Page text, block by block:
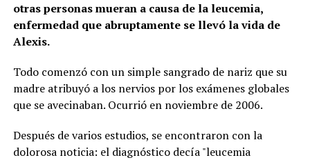
otras personas mueran a causa de la leucemia,
enfermedad que abruptamente se llevó la vida de
Alexis.
Todo comenzó con un simple sangrado de nariz que su
madre atribuyó a los nervios por los exámenes globales
que se avecinaban. Ocurrió en noviembre de 2006.
Después de varios estudios, se encontraron con la
dolorosa noticia: el diagnóstico decía "leucemia